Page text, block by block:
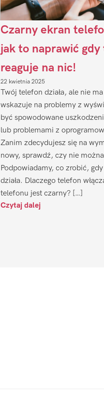
Czarny ekran
jak to naprawić
reaguje na nic!
22 kwietnia 2025
Twój telefon działa, ale nie
wskazuje na problemy z
być spowodowane
lub problemami z
Zanim zdecydujesz się na
nowy, sprawdź, czy nie
Podpowiadamy, co zrobić,
działa. Dlaczego telefon
telefonu jest czarny? […]
Czytaj dalej